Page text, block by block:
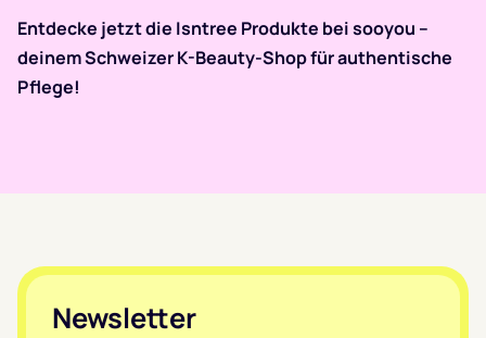
Entdecke jetzt die Isntree Produkte bei sooyou –
deinem Schweizer K-Beauty-Shop für authentische
Pflege!
Footer
Newsletter